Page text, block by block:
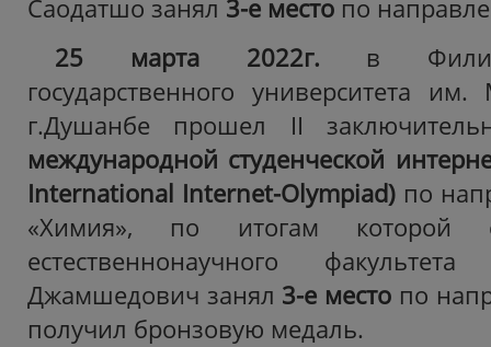
Саодатшо занял 3-е место по
25 марта 2022г. в
государственного университета
г.Душанбе прошел II
международной студенческой
International Internet-Olympiad) по
«Химия», по итогам которой
естественнонаучного
Джамшедович занял 3-е место по
получил бронзовую медаль.